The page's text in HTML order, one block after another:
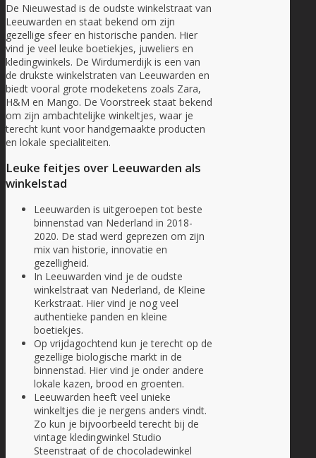
De Nieuwestad is de oudste winkelstraat van
Leeuwarden en staat bekend om zijn
gezellige sfeer en historische panden. Hier
vind je veel leuke boetiekjes, juweliers en
kledingwinkels. De Wirdumerdijk is een van
de drukste winkelstraten van Leeuwarden en
biedt vooral grote modeketens zoals Zara,
H&M en Mango. De Voorstreek staat bekend
om zijn ambachtelijke winkeltjes, waar je
terecht kunt voor handgemaakte producten
en lokale specialiteiten.
Leuke feitjes over Leeuwarden als
winkelstad
Leeuwarden is uitgeroepen tot beste
binnenstad van Nederland in 2018-
2020. De stad werd geprezen om zijn
mix van historie, innovatie en
gezelligheid.
In Leeuwarden vind je de oudste
winkelstraat van Nederland, de Kleine
Kerkstraat. Hier vind je nog veel
authentieke panden en kleine
boetiekjes.
Op vrijdagochtend kun je terecht op de
gezellige biologische markt in de
binnenstad. Hier vind je onder andere
lokale kazen, brood en groenten.
Leeuwarden heeft veel unieke
winkeltjes die je nergens anders vindt.
Zo kun je bijvoorbeeld terecht bij de
vintage kledingwinkel Studio
Steenstraat of de chocoladewinkel